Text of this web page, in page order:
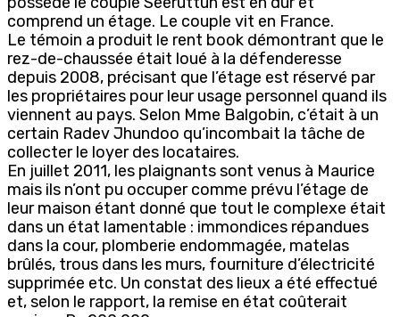
comprend un étage. Le couple vit en France.
Le témoin a produit le rent book démontrant que le
rez-de-chaussée était loué à la défenderesse
depuis 2008, précisant que l’étage est réservé par
les propriétaires pour leur usage personnel quand ils
viennent au pays. Selon Mme Balgobin, c’était à un
certain Radev Jhundoo qu’incombait la tâche de
collecter le loyer des locataires.
En juillet 2011, les plaignants sont venus à Maurice
mais ils n’ont pu occuper comme prévu l’étage de
leur maison étant donné que tout le complexe était
dans un état lamentable : immondices répandues
dans la cour, plomberie endommagée, matelas
brûlés, trous dans les murs, fourniture d’électricité
supprimée etc. Un constat des lieux a été effectué
et, selon le rapport, la remise en état coûterait